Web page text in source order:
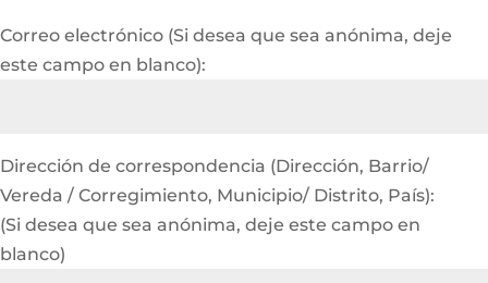
Correo electrónico (Si desea que sea anónima, deje
este campo en blanco):
Dirección de correspondencia (Dirección, Barrio/
Vereda / Corregimiento, Municipio/ Distrito, País):
(Si desea que sea anónima, deje este campo en
blanco)